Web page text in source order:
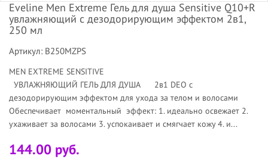
Eveline Men Extreme Гель для душа Sensitive Q10+R
увлажняющий с дезодорирующим эффектом 2в1,
250 мл
Артикул: B250MZPS
MEN EXTREME SENSITIVE
УВЛАЖНЯЮЩИЙ ГЕЛЬ ДЛЯ ДУША 2в1 DEO с
дезодорирующим эффектом для ухода за телом и волосами
Обеспечивает моментальный эффект: 1. идеально освежает 2.
ухаживает за волосами 3. успокаивает и смягчает кожу 4. и...
144.00 руб.